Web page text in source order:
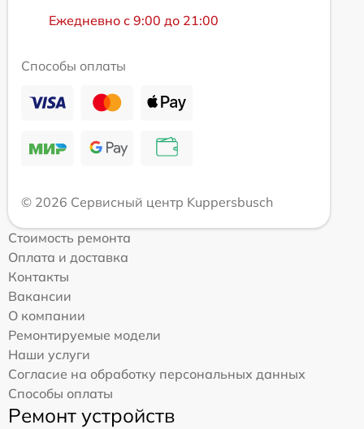
Ежедневно с 9:00 до 21:00
Способы оплаты
© 2026 Сервисный центр Kuppersbusch
Стоимость ремонта
Оплата и доставка
Контакты
Вакансии
О компании
Ремонтируемые модели
Наши услуги
Согласие на обработку персональных данных
Способы оплаты
Ремонт устройств